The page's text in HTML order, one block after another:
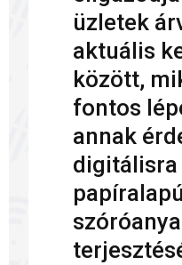
üzletek
aktuális
között,
fontos
annak
digitálisra
papíralapú